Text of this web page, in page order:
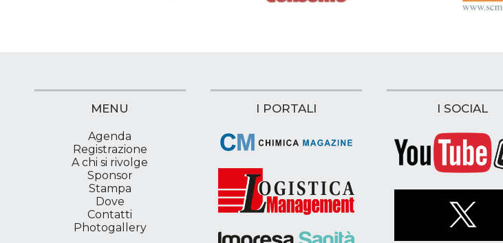
MENU
Agenda
Registrazione
A chi si rivolge
Sponsor
Stampa
Dove
Contatti
Photogallery
I PORTALI I SOCIAL